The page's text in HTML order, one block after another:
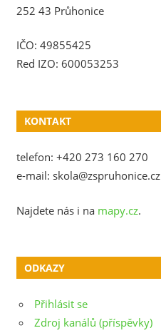
252 43 Průhonice
IČO: 49855425
Red IZO: 600053253
KONTAKT
telefon: +420 273 160 270
e-mail: skola@zspruhonice.cz
Najdete nás i na mapy.cz.
ODKAZY
Přihlásit se
Zdroj kanálů (příspěvky)